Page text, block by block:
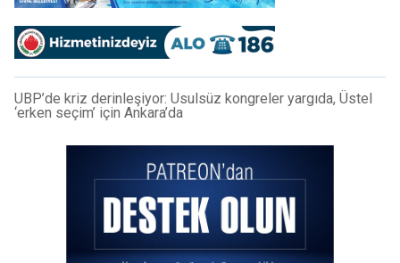
UBP’de kriz derinleşiyor: Usulsüz kongreler yargıda, Üstel
‘erken seçim’ için Ankara’da